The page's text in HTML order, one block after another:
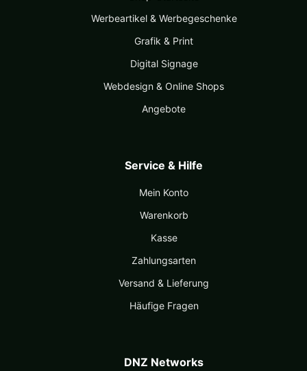
Werbeartikel & Werbegeschenke
Grafik & Print
Digital Signage
Webdesign & Online Shops
Angebote
Service & Hilfe
Mein Konto
Warenkorb
Kasse
Zahlungsarten
Versand & Lieferung
Häufige Fragen
DNZ Networks